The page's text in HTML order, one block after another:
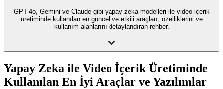
GPT-4o, Gemini ve Claude gibi yapay zeka modelleri ile video içerik
üretiminde kullanılan en güncel ve etkili araçları, özelliklerini ve
kullanım alanlarını detaylandıran rehber.
Yapay Zeka ile Video İçerik Üretiminde
Kullanılan En İyi Araçlar ve Yazılımlar